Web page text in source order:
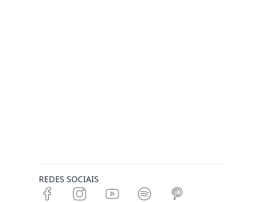
REDES SOCIAIS